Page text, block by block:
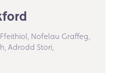
Ffeithiol, Nofelau Graffeg,
Adrodd Stori,